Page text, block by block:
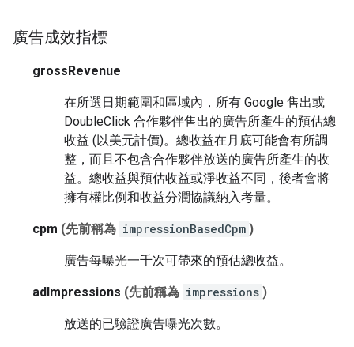
廣告成效指標
grossRevenue
在所選日期範圍和區域內，所有 Google 售出或
DoubleClick 合作夥伴售出的廣告所產生的預估總
收益 (以美元計價)。總收益在月底可能會有所調
整，而且不包含合作夥伴放送的廣告所產生的收
益。總收益與預估收益或淨收益不同，後者會將
擁有權比例和收益分潤協議納入考量。
cpm (先前稱為 impressionBasedCpm )
廣告每曝光一千次可帶來的預估總收益。
adImpressions (先前稱為 impressions )
放送的已驗證廣告曝光次數。